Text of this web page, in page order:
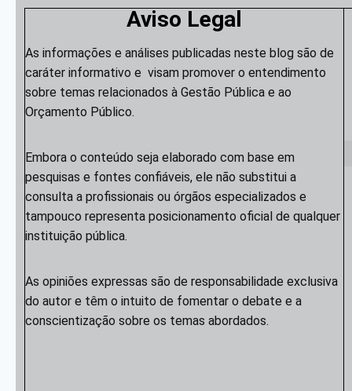
Aviso Legal
As informações e análises publicadas neste blog são de
caráter informativo e visam promover o entendimento
sobre temas relacionados à Gestão Pública e ao
Orçamento Público.
Embora o conteúdo seja elaborado com base em
pesquisas e fontes confiáveis, ele não substitui a
consulta a profissionais ou órgãos especializados e
tampouco representa posicionamento oficial de qualquer
instituição pública.
As opiniões expressas são de responsabilidade exclusiva
do autor e têm o intuito de fomentar o debate e a
conscientização sobre os temas abordados.